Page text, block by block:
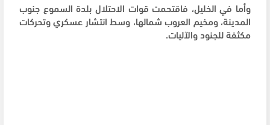
وأما في الخليل، فاقتحمت قوات الاحتلال بلدة السموع جنوب
المدينة، ومخيم العروب شمالها، وسط انتشار عسكري وتحركات
مكثفة للجنود والآليات.